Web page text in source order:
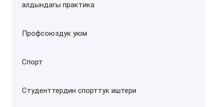
алдындагы практика
Профсоюздук уюм
Спорт
Студенттердин спорттук иштери